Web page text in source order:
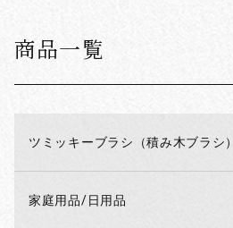
商品一覧
ツミッキーブラシ（積み木ブラシ）
家庭用品/日用品